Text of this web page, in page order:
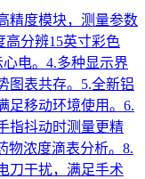
精度模块，测量参数
高分辨15英寸彩色
电。4.多种显示界
图表共存。5.全新铝
足移动环境使用。6.
指抖动时测量更精
物浓度滴表分析。8.
刀干扰，满足手术